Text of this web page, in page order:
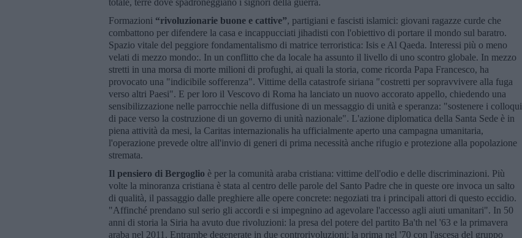
Formazioni “rivoluzionarie buone e cattive”, partigiani e fascisti islamici: giovani ragazze curde che
combattono per difendere la casa e incappucciati jihadisti con l'obiettivo di portare il mondo sul baratro.
Spazio vitale del peggiore fondamentalismo di matrice terroristica: Isis e Al Qaeda. Interessi più o meno
velati di mezzo mondo:. In un conflitto che da locale ha assunto il livello di uno scontro globale. In mezzo
stretti in una morsa di morte milioni di profughi, ai quali la storia, come ricorda Papa Francesco, ha
provocato una "indicibile sofferenza". Vittime della catastrofe siriana "costretti per sopravvivere alla fuga
verso altri Paesi". E per loro il Vescovo di Roma ha lanciato un nuovo accorato appello, chiedendo una
sensibilizzazione nelle parrocchie nella diffusione di un messaggio di unità e speranza: "sostenere i colloqui
di pace verso la costruzione di un governo di unità nazionale". L'azione diplomatica della Santa Sede è in
piena attività da mesi, la Caritas internazionalis ha ufficialmente aperto una campagna umanitaria,
l'operazione prevede oltre all'invio di generi di prima necessità anche rifugio e protezione alla popolazione
stremata.
Il pensiero di Bergoglio è per la comunità araba cristiana: vittime dell'odio e delle discriminazioni. Più
volte la minoranza cristiana è stata al centro delle parole del Santo Padre che in queste ore invoca un salto
di qualità, il passaggio dalle preghiere alle opere concrete: negoziati tra i principali attori di questo eccidio.
"Affinché prendano sul serio gli accordi e si impegnino ad agevolare l'accesso agli aiuti umanitari". In 50
anni di storia la Siria ha avuto due rivoluzioni: la presa del potere del partito Ba'th nel '63 e la primavera
araba nel 2011. Entrambe degenerate in due controrivoluzioni: la prima nel '70 con l'ascesa del gruppo